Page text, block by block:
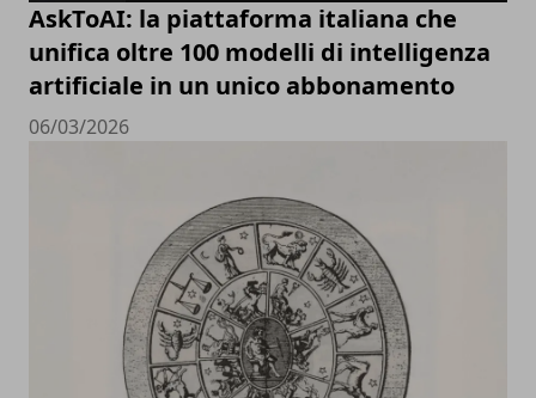
AskToAI: la piattaforma italiana che
unifica oltre 100 modelli di intelligenza
artificiale in un unico abbonamento
06/03/2026